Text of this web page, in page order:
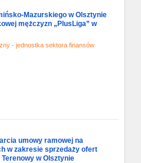
Mazurskiego w Olsztynie
mężczyzn „PlusLiga” w
- jednostka sektora finansów
umowy ramowej na
w zakresie sprzedaży ofert
Terenowy w Olsztynie